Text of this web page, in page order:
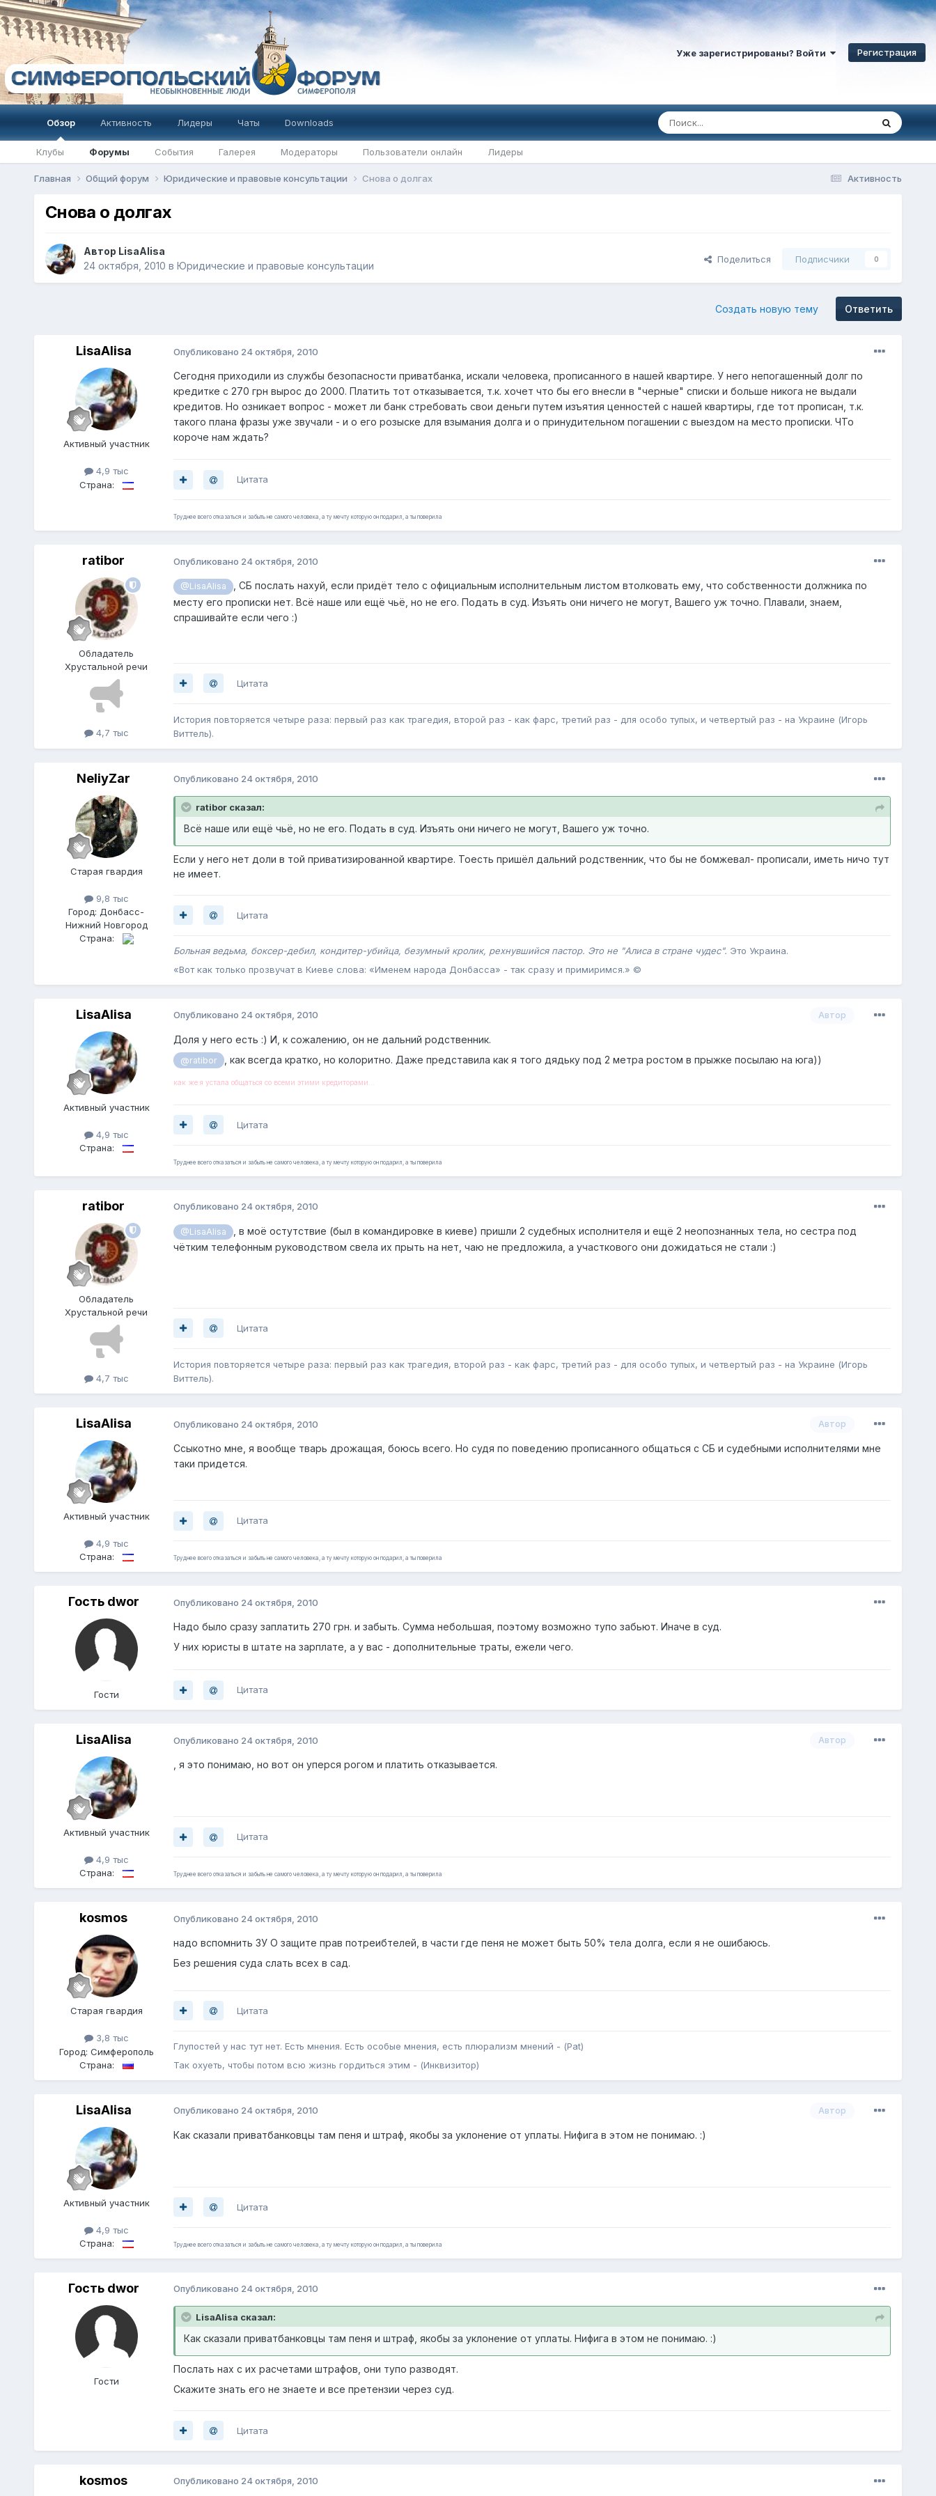
Уже зарегистрированы? Войти Регистрация
Обзор
Клубы Форумы События Галерея Модераторы Пользователи онлайн Лидеры
Активность Лидеры Чаты Downloads
Активность
Главная Общий форум Юридические и правовые консультации Снова о долгах
Снова о долгах
Автор LisaAlisa
24 октября, 2010 в Юридические и правовые консультации
Поделиться Подписчики 0
Ответить
Создать новую тему
LisaAlisa
Активный участник
4,9 тыс
Страна:
Опубликовано 24 октября, 2010
Сегодня приходили из службы безопасности приватбанка, искали человека, прописанного в нашей квартире. У него непогашенный долг по
кредитке с 270 грн вырос до 2000. Платить тот отказывается, т.к. хочет что бы его внесли в "черные" списки и больше никога не выдали
кредитов. Но озникает вопрос - может ли банк стребовать свои деньги путем изъятия ценностей с нашей квартиры, где тот прописан, т.к.
такого плана фразы уже звучали - и о его розыске для взымания долга и о принудительном погашении с выездом на место прописки. ЧТо
короче нам ждать?
Цитата
Труднее всего отказаться и забыть не самого человека, а ту мечту которую он подарил, а ты поверила
ratibor
Обладатель
Хрустальной речи
4,7 тыс
Опубликовано 24 октября, 2010
@LisaAlisa
, СБ послать нахуй, если придёт тело с официальным исполнительным листом втолковать ему, что собственности должника по
месту его прописки нет. Всё наше или ещё чьё, но не его. Подать в суд. Изъять они ничего не могут, Вашего уж точно. Плавали, знаем,
спрашивайте если чего :)
Цитата
История повторяется четыре раза: первый раз как трагедия, второй раз - как фарс, третий раз - для особо тупых, и четвертый раз - на Украине (Игорь
Виттель).
NeliyZar
Старая гвардия
9,8 тыс
Город: Донбасс-
Нижний Новгород
Страна:
Опубликовано 24 октября, 2010
ratibor сказал:
Всё наше или ещё чьё, но не его. Подать в суд. Изъять они ничего не могут, Вашего уж точно.
Если у него нет доли в той приватизированной квартире. Тоесть пришёл дальний родственник, что бы не бомжевал- прописали, иметь ничо тут
не имеет.
Цитата
Больная ведьма, боксер-дебил, кондитер-убийца, безумный кролик, рехнувшийся пастор. Это не "Алиса в стране чудес". Это Украина .
«Вот как только прозвучат в Киеве слова: «Именем народа Донбасса» - так сразу и примиримся.» ©
LisaAlisa
Активный участник
4,9 тыс
Страна:
Автор
Опубликовано 24 октября, 2010
Доля у него есть :) И, к сожалению, он не дальний родственник.
@ratibor , как всегда кратко, но колоритно. Даже представила как я того дядьку под 2 метра ростом в прыжке посылаю на юга))
как же я устала общаться со всеми этими кредиторами...
Цитата
Труднее всего отказаться и забыть не самого человека, а ту мечту которую он подарил, а ты поверила
ratibor
Обладатель
Хрустальной речи
4,7 тыс
Опубликовано 24 октября, 2010
@LisaAlisa
, в моё остутствие (был в командировке в киеве) пришли 2 судебных исполнителя и ещё 2 неопознанных тела, но сестра под
чётким телефонным руководством свела их прыть на нет, чаю не предложила, а участкового они дожидаться не стали :)
Цитата
История повторяется четыре раза: первый раз как трагедия, второй раз - как фарс, третий раз - для особо тупых, и четвертый раз - на Украине (Игорь
Виттель).
LisaAlisa
Активный участник
4,9 тыс
Страна:
Автор
Опубликовано 24 октября, 2010
Ссыкотно мне, я вообще тварь дрожащая, боюсь всего. Но судя по поведению прописанного общаться с СБ и судебными исполнителями мне
таки придется.
Цитата
Труднее всего отказаться и забыть не самого человека, а ту мечту которую он подарил, а ты поверила
Гость dwor
Гости
Опубликовано 24 октября, 2010
Надо было сразу заплатить 270 грн. и забыть. Сумма небольшая, поэтому возможно тупо забьют. Иначе в суд.
У них юристы в штате на зарплате, а у вас - дополнительные траты, ежели чего.
Цитата
LisaAlisa
Активный участник
4,9 тыс
Страна:
Автор
Опубликовано 24 октября, 2010
, я это понимаю, но вот он уперся рогом и платить отказывается.
Цитата
Труднее всего отказаться и забыть не самого человека, а ту мечту которую он подарил, а ты поверила
kosmos
Старая гвардия
3,8 тыс
Город: Симферополь
Страна:
Опубликовано 24 октября, 2010
надо вспомнить ЗУ О защите прав потреибтелей, в части где пеня не может быть 50% тела долга, если я не ошибаюсь.
Без решения суда слать всех в сад.
Цитата
Глупостей у нас тут нет. Есть мнения. Есть особые мнения, есть плюрализм мнений - (Pat)
Так охуеть, чтобы потом всю жизнь гордиться этим - (Инквизитор)
LisaAlisa
Активный участник
4,9 тыс
Страна:
Автор
Опубликовано 24 октября, 2010
Как сказали приватбанковцы там пеня и штраф, якобы за уклонение от уплаты. Нифига в этом не понимаю. :)
Цитата
Труднее всего отказаться и забыть не самого человека, а ту мечту которую он подарил, а ты поверила
Гость dwor
Гости
Опубликовано 24 октября, 2010
LisaAlisa сказал:
Как сказали приватбанковцы там пеня и штраф, якобы за уклонение от уплаты. Нифига в этом не понимаю. :)
Послать нах с их расчетами штрафов, они тупо разводят.
Скажите знать его не знаете и все претензии через суд.
Цитата
kosmos Опубликовано 24 октября, 2010